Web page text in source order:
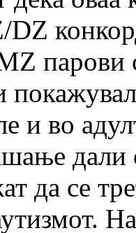
парови
и во
дали
да се